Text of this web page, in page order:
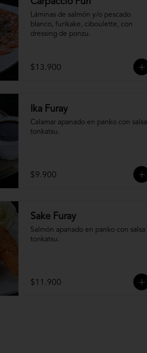
Láminas de salmón y/o pescado
blanco, furikake, ciboulette, con
dressing de ponzu.
$13.900
Ika Furay
Calamar apanado en panko con salsa
tonkatsu.
$9.900
Sake Furay
Salmón apanado en panko con salsa
tonkatsu.
$11.900